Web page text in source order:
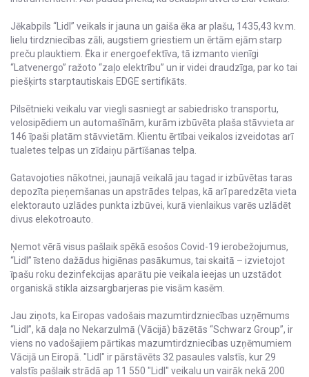
Jēkabpils “Lidl” veikals ir jauna un gaiša ēka ar plašu, 1435,43 kv.m.
lielu tirdzniecības zāli, augstiem griestiem un ērtām ejām starp
preču plauktiem. Ēka ir energoefektīva, tā izmanto vienīgi
“Latvenergo” ražoto “zaļo elektrību” un ir videi draudzīga, par ko tai
piešķirts starptautiskais EDGE sertifikāts.
Pilsētnieki veikalu var viegli sasniegt ar sabiedrisko transportu,
velosipēdiem un automašīnām, kurām izbūvēta plaša stāvvieta ar
146 īpaši platām stāvvietām. Klientu ērtībai veikalos izveidotas arī
tualetes telpas un zīdaiņu pārtīšanas telpa.
Gatavojoties nākotnei, jaunajā veikalā jau tagad ir izbūvētas taras
depozīta pieņemšanas un apstrādes telpas, kā arī paredzēta vieta
elektorauto uzlādes punkta izbūvei, kurā vienlaikus varēs uzlādēt
divus elekotroauto.
Ņemot vērā visus pašlaik spēkā esošos Covid-19 ierobežojumus,
“Lidl” īsteno dažādus higiēnas pasākumus, tai skaitā – izvietojot
īpašu roku dezinfekcijas aparātu pie veikala ieejas un uzstādot
organiskā stikla aizsargbarjeras pie visām kasēm.
Jau ziņots, ka Eiropas vadošais mazumtirdzniecības uzņēmums
“Lidl”, kā daļa no Nekarzulmā (Vācijā) bāzētās “Schwarz Group”, ir
viens no vadošajiem pārtikas mazumtirdzniecības uzņēmumiem
Vācijā un Eiropā. "Lidl" ir pārstāvēts 32 pasaules valstīs, kur 29
valstīs pašlaik strādā ap 11 550 "Lidl" veikalu un vairāk nekā 200